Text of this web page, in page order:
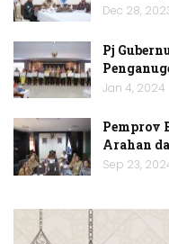
Dec 28,
Pj
Jan 4, 2024
Pemprov
Arahan
Sep 23,